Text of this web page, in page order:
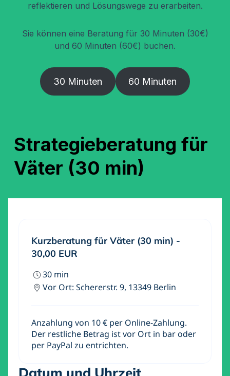
reflektieren und Lösungswege zu erarbeiten.
Sie können eine Beratung für 30 Minuten (30€)
und 60 Minuten (60€) buchen.
30 Minuten 60 Minuten
Strategieberatung für
Väter (30 min)